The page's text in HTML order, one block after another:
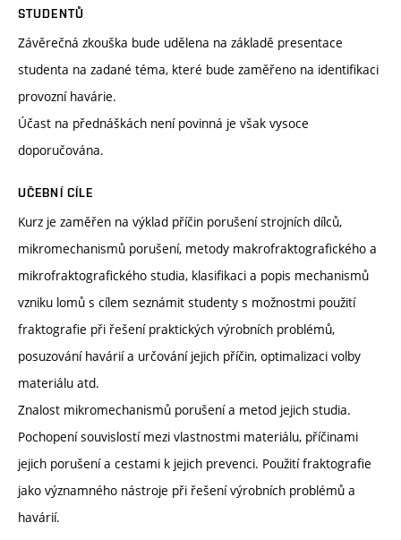
STUDENTŮ
Závěrečná zkouška bude udělena na základě presentace
studenta na zadané téma, které bude zaměřeno na identifikaci
provozní havárie.
Účast na přednáškách není povinná je však vysoce
doporučována.
UČEBNÍ CÍLE
Kurz je zaměřen na výklad příčin porušení strojních dílců,
mikromechanismů porušení, metody makrofraktografického a
mikrofraktografického studia, klasifikaci a popis mechanismů
vzniku lomů s cílem seznámit studenty s možnostmi použití
fraktografie při řešení praktických výrobních problémů,
posuzování havárií a určování jejich příčin, optimalizaci volby
materiálu atd.
Znalost mikromechanismů porušení a metod jejich studia.
Pochopení souvislostí mezi vlastnostmi materiálu, příčinami
jejich porušení a cestami k jejich prevenci. Použití fraktografie
jako významného nástroje při řešení výrobních problémů a
havárií.